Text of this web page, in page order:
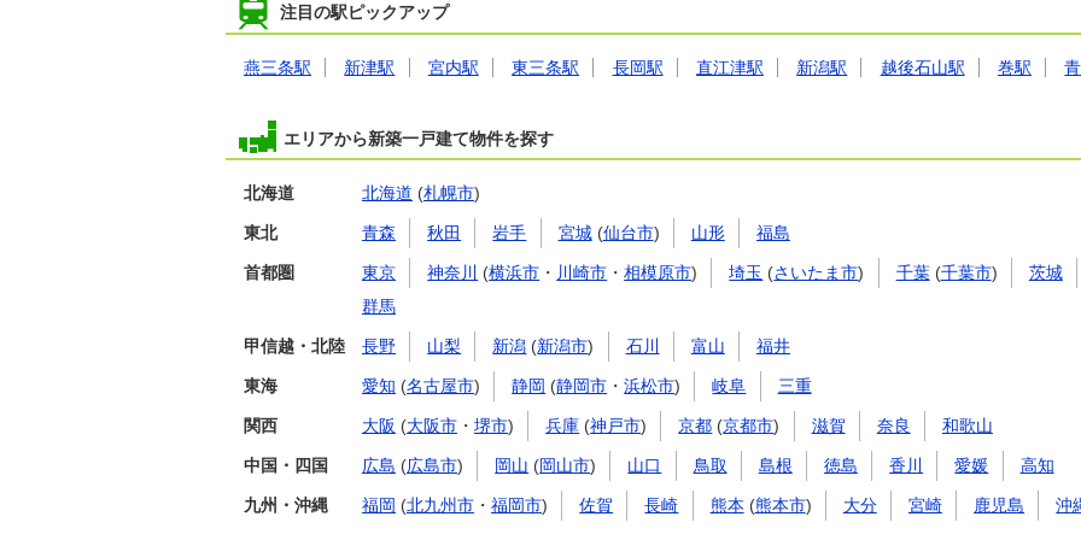
注目の駅ピックアップ
燕三条駅 新津駅 宮内駅 東三条駅 長岡駅 直江津駅 新潟駅 越後石山駅 巻駅
エリアから新築一戸建て物件を探す
北海道 北海道 (札幌市)
東北 青森 秋田 岩手 宮城(仙台市) 山形 福島
首都圏 東京 神奈川 (横浜市 ・ 川崎市 ・相模原市) 埼玉 (さいたま市) 千葉(千葉市) 茨城
群馬
甲信越・北陸 長野 山梨 新潟 (新潟市) 石川 富山 福井
東海 愛知 (名古屋市) 静岡 (静岡市 ・浜松市) 岐阜 三重
関西 大阪 (大阪市 ・ 堺市) 兵庫 (神戸市) 京都 (京都市) 滋賀 奈良 和歌山
中国・四国 広島 (広島市) 岡山 (岡山市) 山口 鳥取 島根 徳島 香川 愛媛 高知
九州・沖縄 福岡 (北九州市 ・ 福岡市) 佐賀 長崎 熊本 (熊本市) 大分 宮崎 鹿児島 沖